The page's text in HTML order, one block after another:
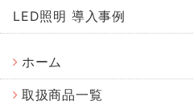
LED照明 導入事例
ホーム
取扱商品一覧